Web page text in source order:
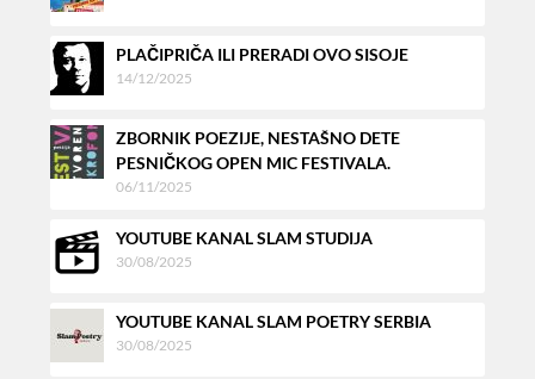
PLAČIPRIČA ILI PRERADI OVO SISOJE
14/12/2025
ZBORNIK POEZIJE, NESTAŠNO DETE
PESNIČKOG OPEN MIC FESTIVALA.
06/11/2025
YOUTUBE KANAL SLAM STUDIJA
30/08/2025
YOUTUBE KANAL SLAM POETRY SERBIA
30/08/2025